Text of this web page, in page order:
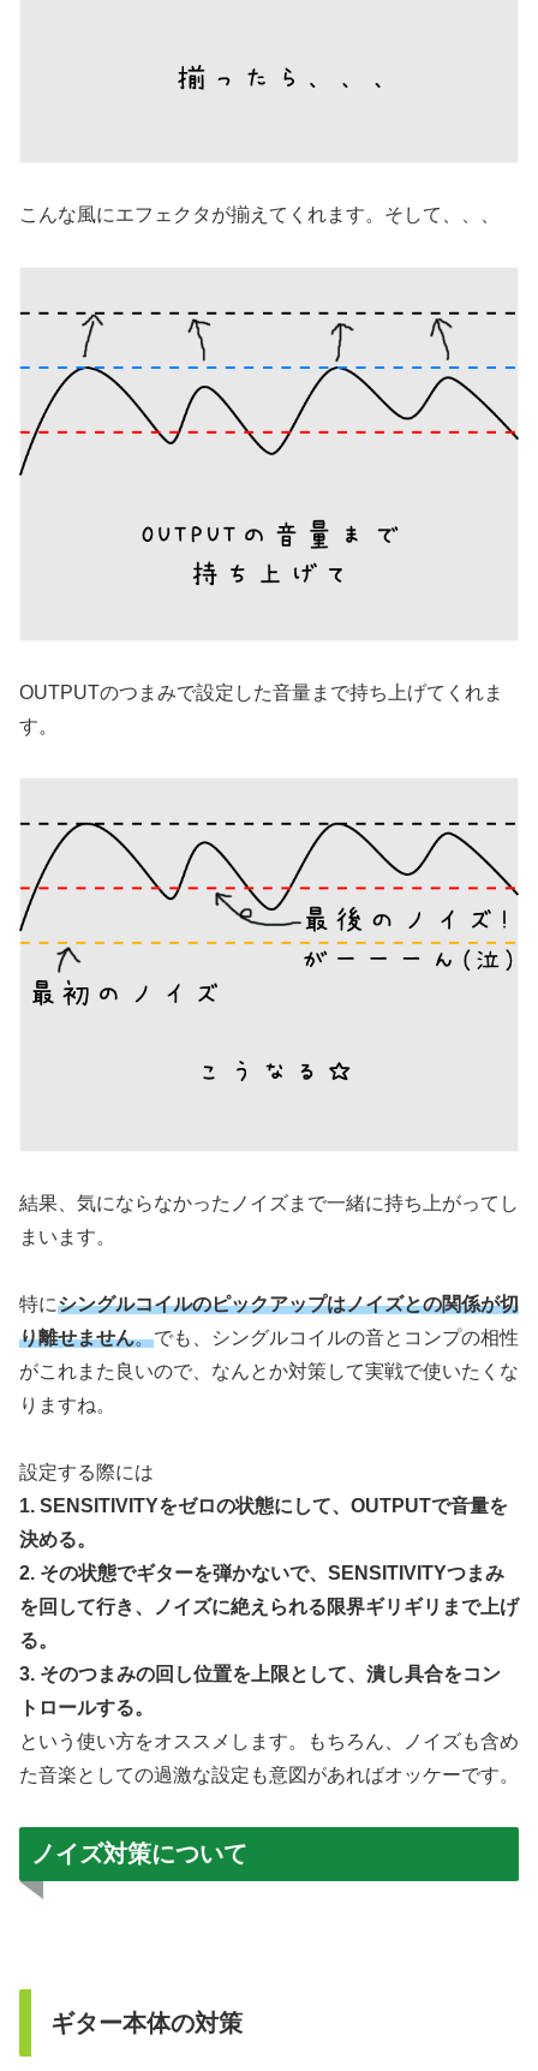
こんな風にエフェクタが揃えてくれます。そして、、、
OUTPUTのつまみで設定した音量まで持ち上げてくれま
す。
結果、気にならなかったノイズまで一緒に持ち上がってし
まいます。
特にシングルコイルのピックアップはノイズとの関係が切
り離せません。でも、シングルコイルの音とコンプの相性
がこれまた良いので、なんとか対策して実戦で使いたくな
りますね。
設定する際には
1. SENSITIVITYをゼロの状態にして、OUTPUTで音量を
決める。
2. その状態でギターを弾かないで、SENSITIVITYつまみ
を回して行き、ノイズに絶えられる限界ギリギリまで上げ
る。
3. そのつまみの回し位置を上限として、潰し具合をコン
トロールする。
という使い方をオススメします。もちろん、ノイズも含め
た音楽としての過激な設定も意図があればオッケーです。
ノイズ対策について
ギター本体の対策